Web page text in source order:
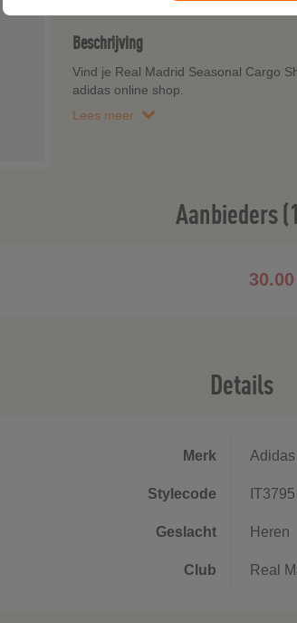
Beschrijving
Vind je Real Madrid Seasonal Cargo
adidas online shop.
Lees meer
Aanbieders
30.00
Details
Merk Adidas
Stylecode IT3795
Geslacht Heren
Club Real